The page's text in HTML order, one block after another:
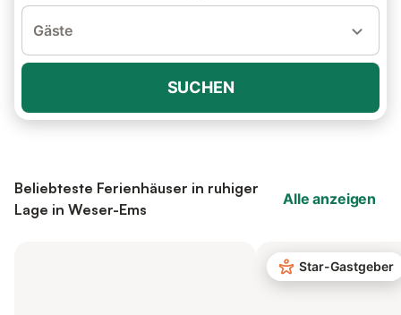
Gäste
SUCHEN
Beliebteste Ferienhäuser in ruhiger
Lage in Weser-Ems
Alle anzeigen
Star-Gastgeber